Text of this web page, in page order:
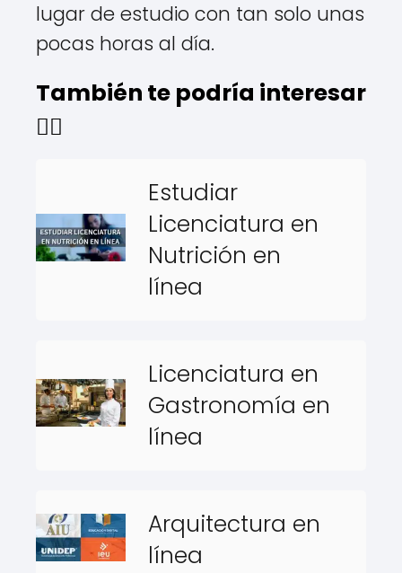
lugar de estudio con tan solo unas
pocas horas al día.
También te podría interesar
👇🏻
Estudiar
Licenciatura en
Nutrición en
línea
Licenciatura en
Gastronomía en
línea
Arquitectura en
línea